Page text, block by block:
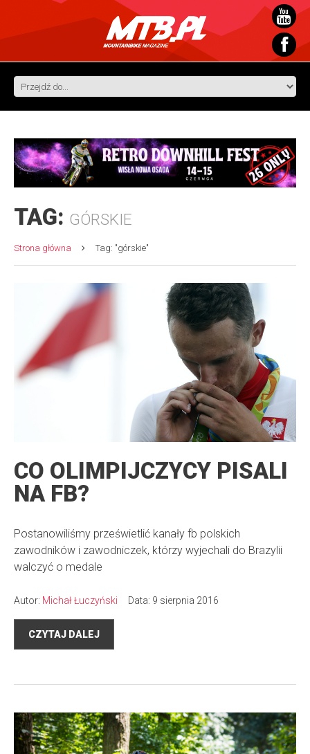
TAG: GÓRSKIE
Strona główna Tag: "górskie"
CO OLIMPIJCZYCY PISALI
NA FB?
Postanowiliśmy prześwietlić kanały fb polskich
zawodników i zawodniczek, którzy wyjechali do Brazylii
walczyć o medale
Autor: Michał Łuczyński Data: 9 sierpnia 2016
CZYTAJ DALEJ